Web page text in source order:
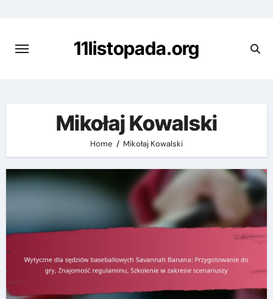
content
11listopada.org
Mikołaj Kowalski
Home Mikołaj Kowalski